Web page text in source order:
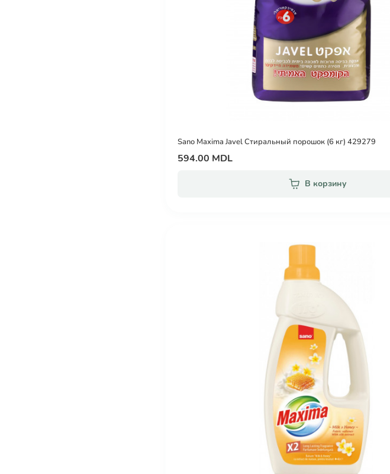
Sano Maxima Javel Стиральный порошок (6 кг) 429279
594.00 MDL
В корзину